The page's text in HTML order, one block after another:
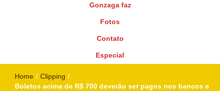
Gonzaga faz
Fotos
Contato
Especial
Home / Clipping /
Boletos acima de R$ 700 deverão ser pagos nos bancos e